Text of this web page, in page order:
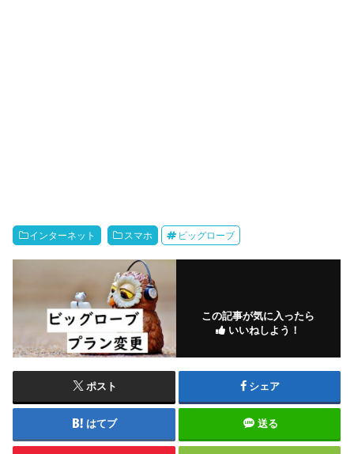
インターネット スマホ ビッグローブ
この記事が気に入ったら
いいねしよう！
ポスト シェア
はてブ 送る